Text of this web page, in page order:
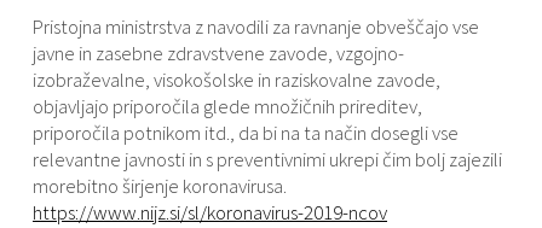
Pristojna ministrstva z navodili za ravnanje obveščajo vse
javne in zasebne zdravstvene zavode, vzgojno-
izobraževalne, visokošolske in raziskovalne zavode,
objavljajo priporočila glede množičnih prireditev,
priporočila potnikom itd., da bi na ta način dosegli vse
relevantne javnosti in s preventivnimi ukrepi čim bolj zajezili
morebitno širjenje koronavirusa.
https://www.nijz.si/sl/koronavirus-2019-ncov